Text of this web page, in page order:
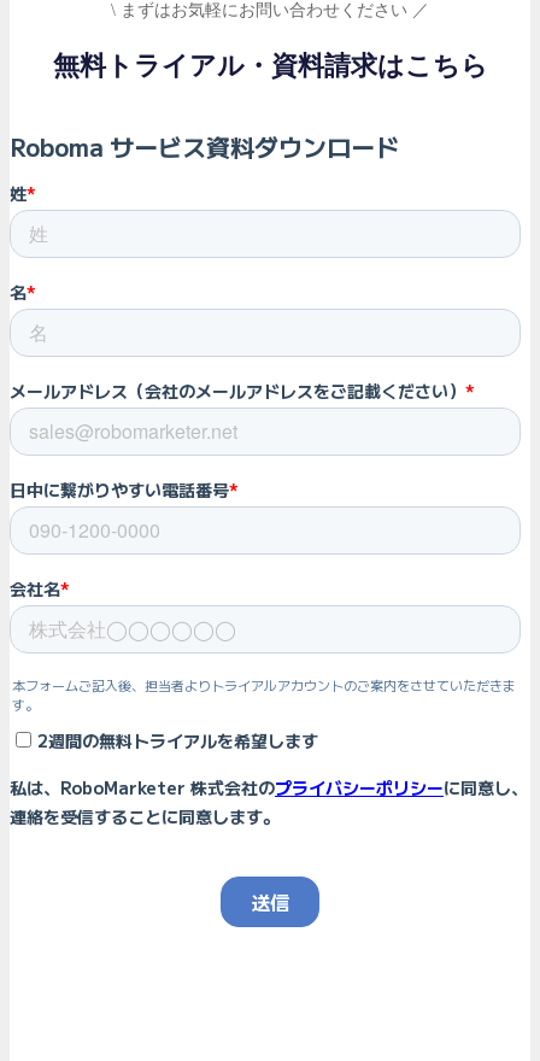
\ まずはお気軽にお問い合わせください ／
無料トライアル・資料請求はこちら